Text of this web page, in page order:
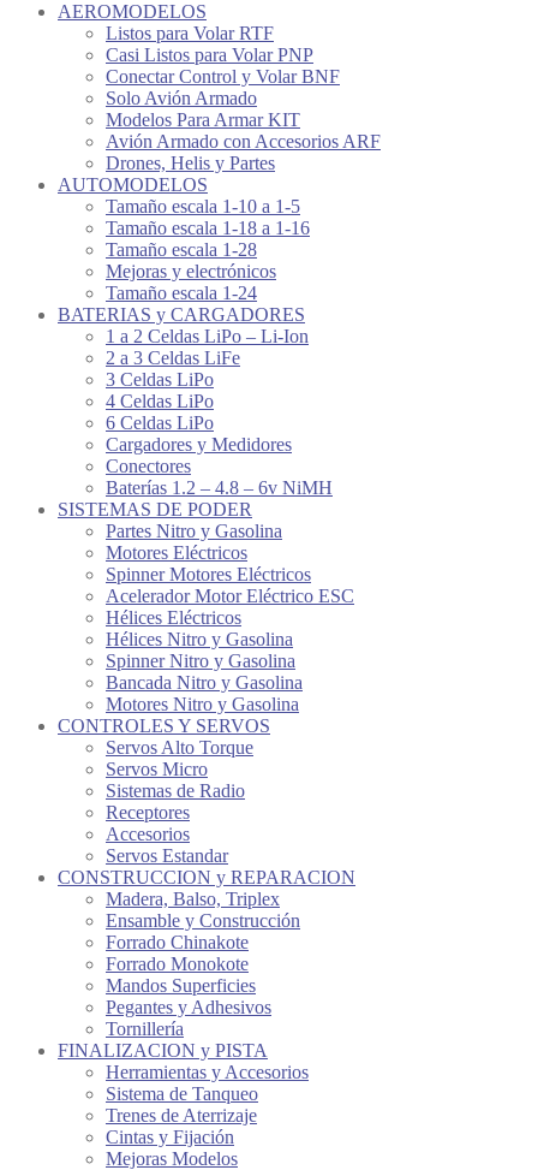
AEROMODELOS
Listos para Volar RTF
Casi Listos para Volar PNP
Conectar Control y Volar BNF
Solo Avión Armado
Modelos Para Armar KIT
Avión Armado con Accesorios ARF
Drones, Helis y Partes
AUTOMODELOS
Tamaño escala 1-10 a 1-5
Tamaño escala 1-18 a 1-16
Tamaño escala 1-28
Mejoras y electrónicos
Tamaño escala 1-24
BATERIAS y CARGADORES
1 a 2 Celdas LiPo – Li-Ion
2 a 3 Celdas LiFe
3 Celdas LiPo
4 Celdas LiPo
6 Celdas LiPo
Cargadores y Medidores
Conectores
Baterías 1.2 – 4.8 – 6v NiMH
SISTEMAS DE PODER
Partes Nitro y Gasolina
Motores Eléctricos
Spinner Motores Eléctricos
Acelerador Motor Eléctrico ESC
Hélices Eléctricos
Hélices Nitro y Gasolina
Spinner Nitro y Gasolina
Bancada Nitro y Gasolina
Motores Nitro y Gasolina
CONTROLES Y SERVOS
Servos Alto Torque
Servos Micro
Sistemas de Radio
Receptores
Accesorios
Servos Estandar
CONSTRUCCION y REPARACION
Madera, Balso, Triplex
Ensamble y Construcción
Forrado Chinakote
Forrado Monokote
Mandos Superficies
Pegantes y Adhesivos
Tornillería
FINALIZACION y PISTA
Herramientas y Accesorios
Sistema de Tanqueo
Trenes de Aterrizaje
Cintas y Fijación
Mejoras Modelos